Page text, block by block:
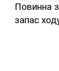
Повинна
запас